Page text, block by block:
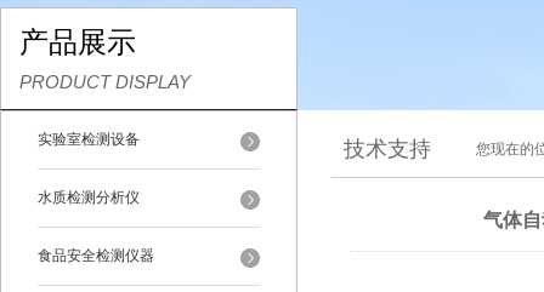
产品展示
PRODUCT DISPLAY
实验室检测设备
水质检测分析仪
食品安全检测仪器
技术支持 您现在的
气体